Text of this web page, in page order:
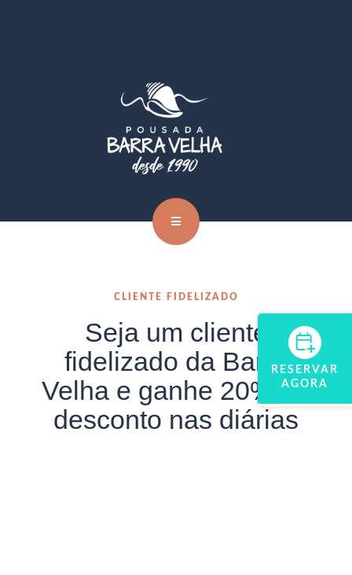
CLIENTE FIDELIZADO
Seja um cliente
fidelizado da Barra
Velha e ganhe 20% de
desconto nas diárias
RESERVAR
AGORA